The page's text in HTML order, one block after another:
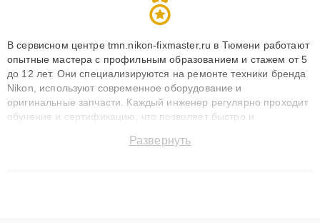
В сервисном центре tmn.nikon-fixmaster.ru в Тюмени работают
опытные мастера с профильным образованием и стажем от 5
до 12 лет. Они специализируются на ремонте техники бренда
Nikon, используют современное оборудование и
оригинальные запчасти. Каждый инженер регулярно проходит
обучение и сертификацию, что позволяет быстро и
сохранением гарантии до 3 лет. Наши мастера решают
Развернуть